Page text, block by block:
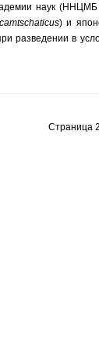
наук
) и
разведении в
Страница